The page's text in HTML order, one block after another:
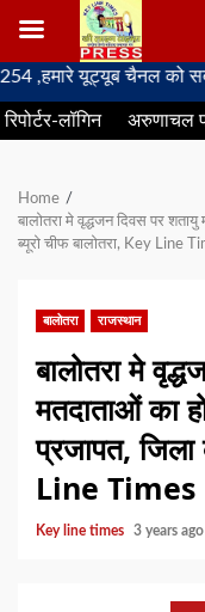
Skip
to
content
यूट्यूब चैनल को
रिपोर्टर-लॉगिन अरुणाचल
Home
बालोतरा मे वृद्धजन दिवस पर
ब्यूरो चीफ बालोतरा, Key Line
बालोतरा राजस्थान
बालोतरा मे
मतदाताओं का
प्रजापत, जिला
Line Times
Key line times 3 years ago